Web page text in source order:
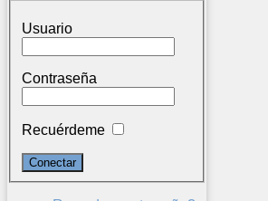
Usuario
Contraseña
Recuérdeme